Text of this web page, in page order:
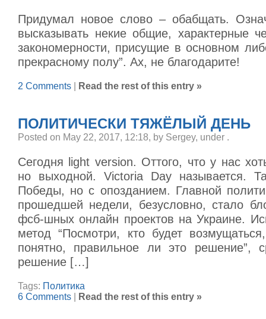
Придумал новое слово – обабщать.
высказывать некие общие, характерные
закономерности, присущие в основном
прекрасному полу”. Ах, не благодарите!
2 Comments Read the rest of this entry »
ПОЛИТИЧЕСКИ ТЯЖЁЛЫЙ ДЕНЬ
Posted on May 22, 2017, 12:18, by Sergey, under .
Сегодня light version. Оттого, что у нас
но выходной. Victoria Day называется.
Победы, но с опозданием. Главной
прошедшей недели, безусловно, стало
фсб-шных онлайн проектов на Украине.
метод “Посмотри, кто будет
понятно, правильное ли это решение”,
решение […]
Tags: Политика
6 Comments
Read the rest of this entry »